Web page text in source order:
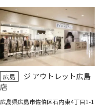
広島
ジ アウトレット広島
店
広島県広島市佐伯区石内東4丁目1-1